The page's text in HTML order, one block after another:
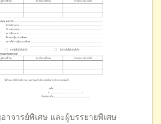
จารย์พิเศษ และผู้บรรยายพิเศษ